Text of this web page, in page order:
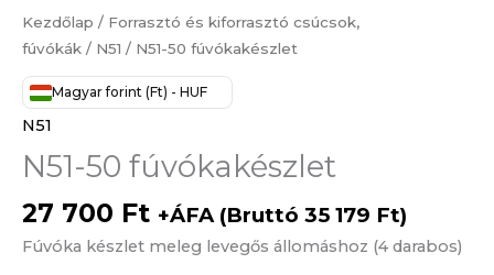
Kezdőlap / Forrasztó és kiforrasztó csúcsok,
fúvókák / N51 / N51-50 fúvókakészlet
Magyar forint (Ft) - HUF
N51
N51-50 fúvókakészlet
27 700 Ft +ÁFA (Bruttó 35 179 Ft)
Fúvóka készlet meleg levegős állomáshoz (4 darabos)